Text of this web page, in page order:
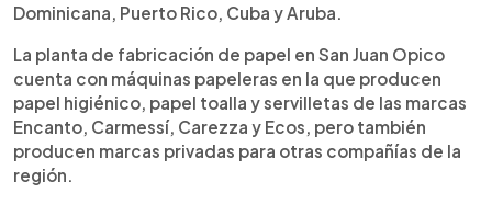
Dominicana, Puerto Rico, Cuba y Aruba.
La planta de fabricación de papel en San Juan Opico
cuenta con máquinas papeleras en la que producen
papel higiénico, papel toalla y servilletas de las marcas
Encanto, Carmessí, Carezza y Ecos, pero también
producen marcas privadas para otras compañías de la
región.